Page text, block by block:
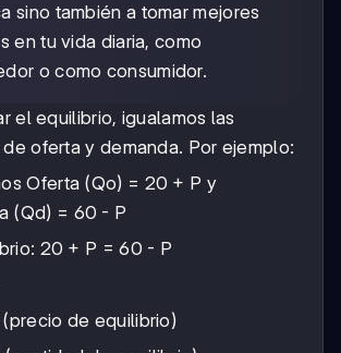
sino también a tomar mejores
en tu vida diaria, como
o como consumidor.
el equilibrio, igualamos las
oferta y demanda. Por ejemplo:
Oferta (Qo) = 20 + P y
(Qd) = 60 - P
20 + P = 60 - P
de equilibrio)